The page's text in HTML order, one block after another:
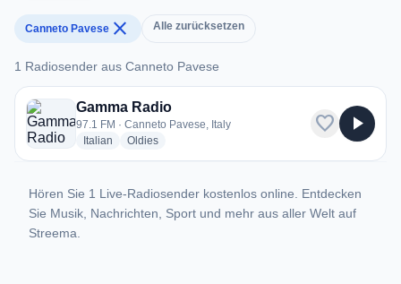
Canneto Pavese close Alle zurücksetzen
1 Radiosender aus Canneto Pavese
1 Radiosender aus Canneto Pavese
Gamma Radio
97.1 FM · Canneto Pavese, Italy
Italian radio stations
Oldiesradio stations
favorite play_arrow
Hören Sie 1 Live-Radiosender kostenlos online. Entdecken
Sie Musik, Nachrichten, Sport und mehr aus aller Welt auf
Streema.